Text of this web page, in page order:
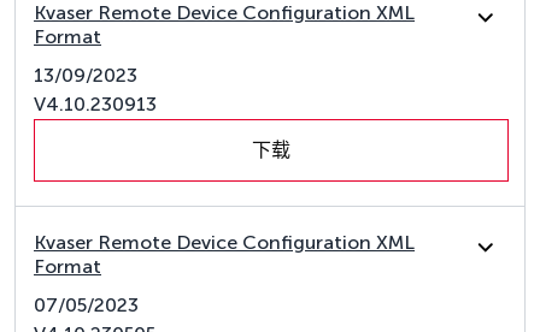
Kvaser Remote Device Configuration XML
Format
13/09/2023
V4.10.230913
下载
Kvaser Remote Device Configuration XML
Format
07/05/2023